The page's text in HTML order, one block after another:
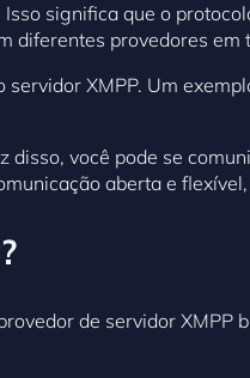
significa que o
diferentes provedores em
XMPP. Um
disso, você pode se
aberta e
de servidor XMPP